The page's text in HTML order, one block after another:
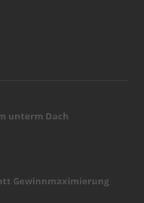
unterm Dach
Gewinnmaximierung